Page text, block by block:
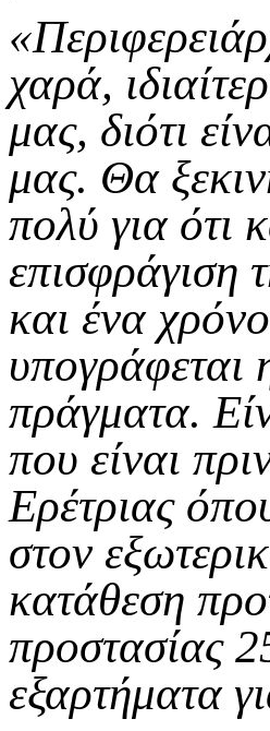
χαρά,
μας, διότι
μας. Θα
πολύ για ότι
επισφράγιση
και ένα
πράγματα.
που είναι
Ερέτριας
στον
κατάθεση
προστασίας
εξαρτήματα